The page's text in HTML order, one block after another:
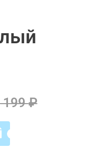
199